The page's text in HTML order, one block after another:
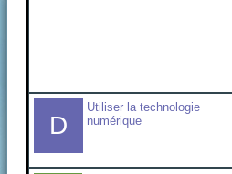
D
Utiliser la technologie
numérique